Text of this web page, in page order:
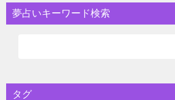
夢占いキーワード検索
タグ